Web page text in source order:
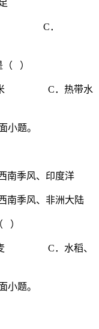
C．
（ ）
米 C．热带水
小题。
风、印度洋
季风、非洲大陆
）
麦 C．水稻、
小题。